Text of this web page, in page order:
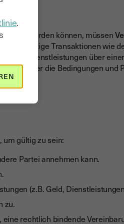
werden können, müssen
für wichtige Transaktionen wie
von Dienstleistungen über
über die Bedingungen und
gültig zu sein:
Partei annehmen kann.
(z.B. Geld,
zu.
rechtlich bindende
.